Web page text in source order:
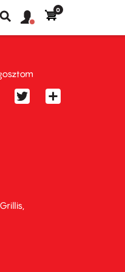
fiók
Felhasználói
0
FacebookTwitter